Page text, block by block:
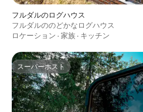
フルダルのログハウス
フルダルののどかなログハウス
ロケーション · 家族 · キッチン
スーパーホスト
スーパーホスト